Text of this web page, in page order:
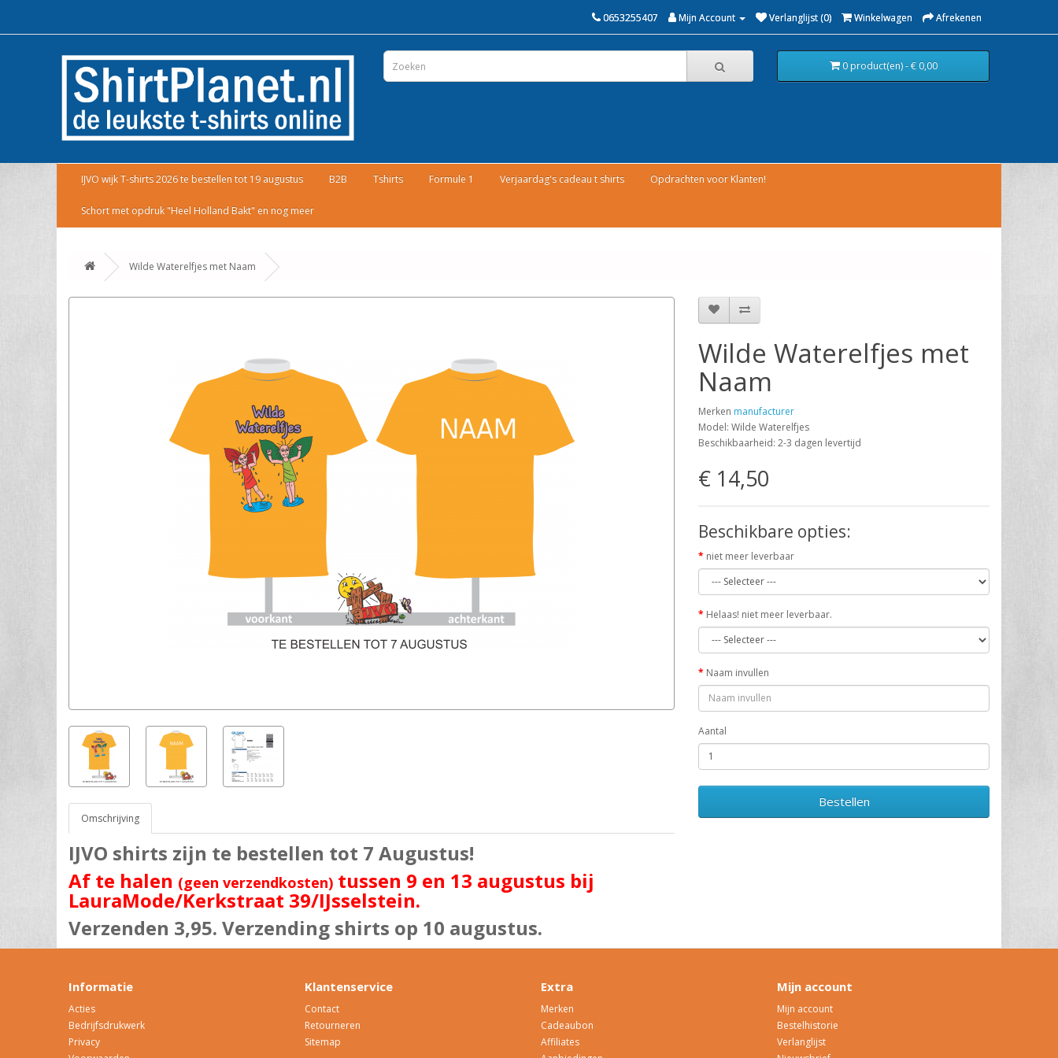
0653255407 Mijn Account Verlanglijst (0) Winkelwagen Afrekenen
0 product(en) - € 0,00
IJVO wijk T-shirts 2026 te bestellen tot 19 augustus B2B Tshirts Formule 1 Verjaardag's cadeau t shirts Opdrachten voor Klanten!
Schort met opdruk "Heel Holland Bakt" en nog meer
Wilde Waterelfjes met Naam
Omschrijving
IJVO shirts zijn te bestellen tot 7 Augustus!
Af te halen (geen verzendkosten) tussen 9 en 13 augustus bij
LauraMode/Kerkstraat 39/IJsselstein.
Verzenden 3,95. Verzending shirts op 10 augustus.
Wilde Waterelfjes met
Naam
Merken manufacturer
Model: Wilde Waterelfjes
Beschikbaarheid: 2-3 dagen levertijd
€ 14,50
Beschikbare opties:
niet meer leverbaar
Helaas! niet meer leverbaar.
Naam invullen
Aantal
Bestellen
Informatie
Acties
Bedrijfsdrukwerk
Privacy
Klantenservice
Contact
Retourneren
Sitemap
Extra
Merken
Cadeaubon
Affiliates
Mijn account
Mijn account
Bestelhistorie
Verlanglijst